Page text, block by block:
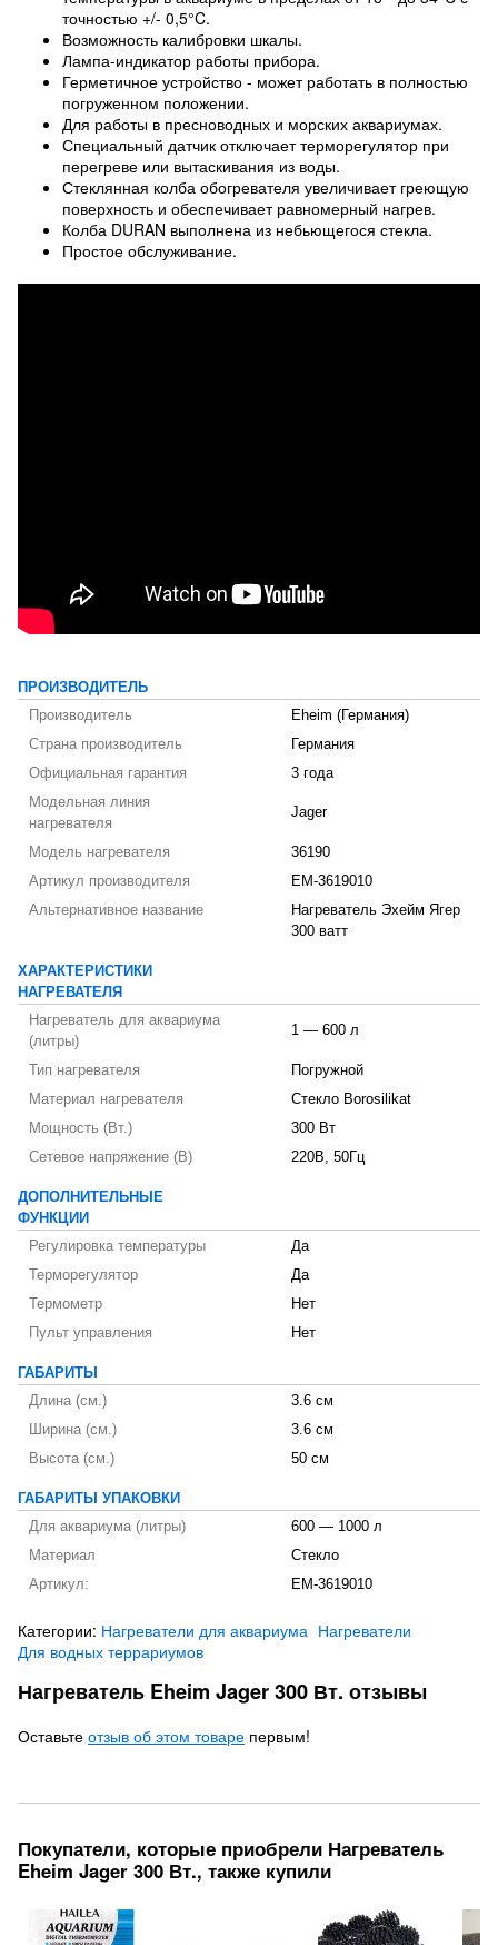
точностью +/- 0,5°C.
Возможность калибровки шкалы.
Лампа-индикатор работы прибора.
Герметичное устройство - может работать в полностью
погруженном положении.
Для работы в пресноводных и морских аквариумах.
Специальный датчик отключает терморегулятор при
перегреве или вытаскивания из воды.
Стеклянная колба обогревателя увеличивает греющую
поверхность и обеспечивает равномерный нагрев.
Колба DURAN выполнена из небьющегося стекла.
Простое обслуживание.
ПРОИЗВОДИТЕЛЬ
Производитель
Eheim (Германия)
Страна производитель
Германия
Официальная гарантия
3 года
Модельная линия
нагревателя
Jager
Модель нагревателя
36190
Артикул производителя
EM-3619010
Альтернативное название
Нагреватель Эхейм Ягер
300 ватт
ХАРАКТЕРИСТИКИ
НАГРЕВАТЕЛЯ
Нагреватель для аквариума
(литры)
1 — 600 л
Тип нагревателя
Погружной
Материал нагревателя
Стекло Bоrosilikat
Мощность (Вт.)
300 Вт
Сетевое напряжение (В)
220В, 50Гц
ДОПОЛНИТЕЛЬНЫЕ
ФУНКЦИИ
Регулировка температуры
Да
Терморегулятор
Да
Термометр
Нет
Пульт управления
Нет
ГАБАРИТЫ
Длина (см.)
3.6 см
Ширина (см.)
3.6 см
Высота (см.)
50 см
ГАБАРИТЫ УПАКОВКИ
Для аквариума (литры)
600 — 1000 л
Материал
Стекло
Артикул:
EM-3619010
Категории: Нагреватели для аквариума Нагреватели
Для водных террариумов
Нагреватель Eheim Jager 300 Вт. отзывы
Оставьте отзыв об этом товаре первым!
Покупатели, которые приобрели Нагреватель
Eheim Jager 300 Вт., также купили